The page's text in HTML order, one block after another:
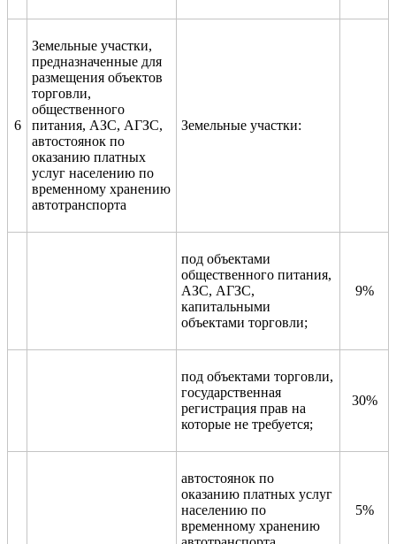
6
Земельные участки,
предназначенные для
размещения объектов
торговли,
общественного
питания, АЗС, АГЗС,
автостоянок по
оказанию платных
услуг населению по
временному хранению
автотранспорта
Земельные участки:
под объектами
общественного питания,
АЗС, АГЗС,
капитальными
объектами торговли;
9%
под объектами торговли,
государственная
регистрация прав на
которые не требуется;
30%
автостоянок по
оказанию платных услуг
населению по
временному хранению
5%